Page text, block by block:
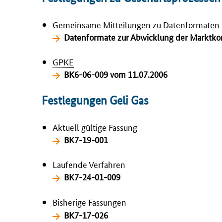
Gemeinsame Mitteilungen zu Datenformaten
Datenformate zur Abwicklung der
GPKE
BK6-06-009 vom 11.07.2006
Festlegungen Geli Gas
Aktuell gültige Fassung
BK7-19-001
Laufende Verfahren
BK7-24-01-009
Bisherige Fassungen
BK7-17-026